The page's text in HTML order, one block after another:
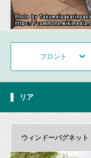
フロント
リア
ウィンドーバグネット